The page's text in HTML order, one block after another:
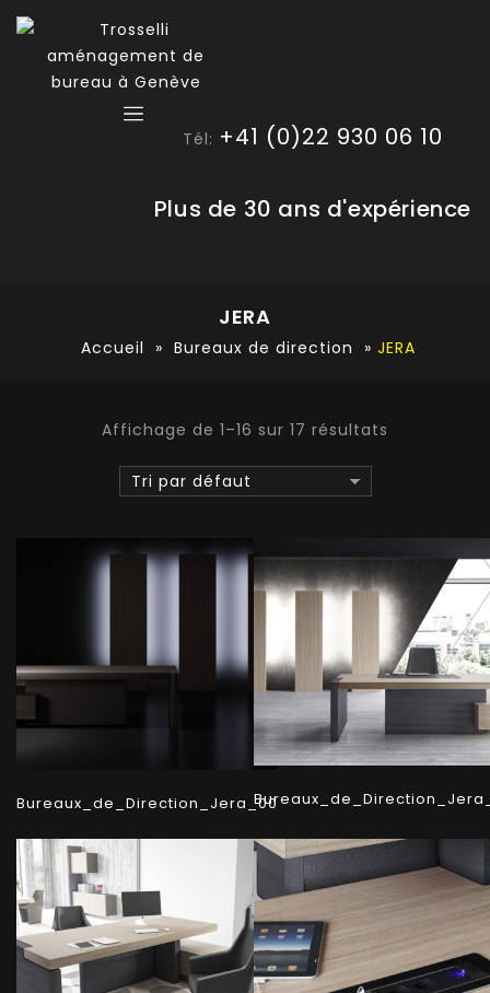
Tél: +41 (0)22 930 06 10
Plus de 30 ans d'expérience
JERA
Accueil » Bureaux de direction » JERA
Affichage de 1–16 sur 17 résultats
Tri par défaut
Bureaux_de_Direction_Jera_00